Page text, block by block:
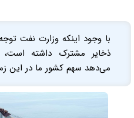
با وجود اینکه وزارت نفت
ذخایر مشترک داشته
می‌دهد سهم کشور ما در این